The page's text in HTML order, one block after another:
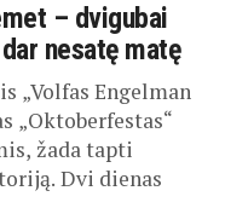
– dvigubai
nesatę matę
„Volfas Engelman
„Oktoberfestas“
žada tapti
Dvi dienas